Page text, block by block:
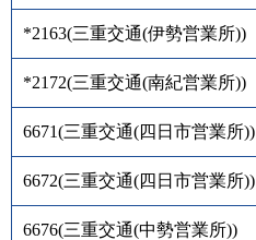
*2163(三重交通(伊勢営業所))
*2172(三重交通(南紀営業所))
6671(三重交通(四日市営業所))
6672(三重交通(四日市営業所))
6676(三重交通(中勢営業所))